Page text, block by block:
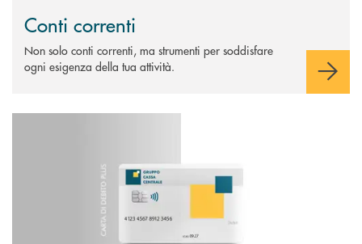
Conti correnti
Non solo conti correnti, ma strumenti per soddisfare
ogni esigenza della tua attività.